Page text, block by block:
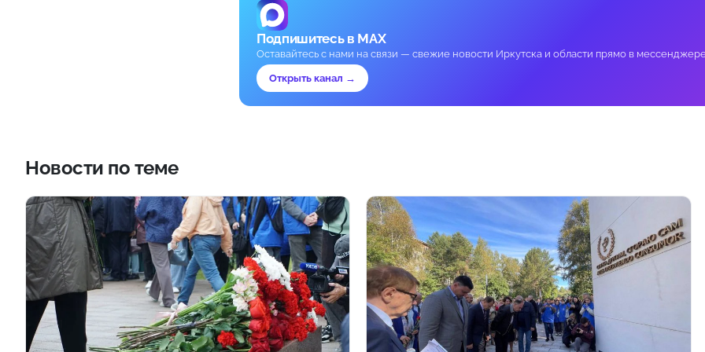
Подпишитесь в MAX
Оставайтесь с нами на связи — свежие новости Иркутска и области прямо в
Открыть канал →
Новости по теме